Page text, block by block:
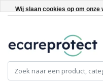
Wij slaan cookies op om